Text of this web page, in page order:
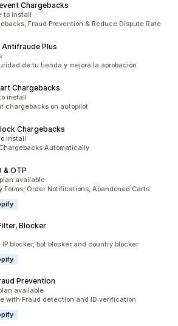
Chargebacks
to install
Fraud Prevention & Reduce Dispute Rate
Plus
de tu tienda y mejora la aprobación.
Chargebacks
install
chargebacks on autopilot
Chargebacks
install
Automatically
& OTP
available
Forms, Order Notifications, Abandoned Carts
Blocker
blocker, bot blocker and country blocker
Prevention
available
with Fraud detection and ID verification